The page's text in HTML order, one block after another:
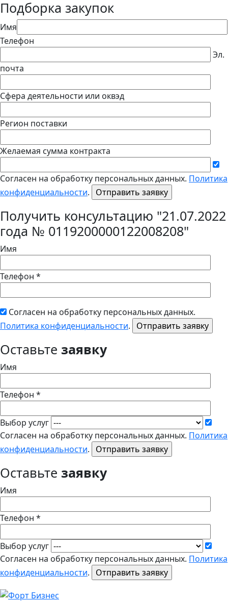
Подборка закупок
Имя
Телефон
Эл.
почта
Сфера деятельности или оквэд
Регион поставки
Желаемая сумма контракта
Согласен на обработку персональных данных. Политика
конфиденциальности.
Получить консультацию "21.07.2022
года № 0119200000122008208"
Имя
Телефон *
Согласен на обработку персональных данных.
Политика конфиденциальности.
Оставьте заявку
Имя
Телефон *
Выбор услуг
Согласен на обработку персональных данных. Политика
конфиденциальности.
Оставьте заявку
Имя
Телефон *
Выбор услуг
Согласен на обработку персональных данных. Политика
конфиденциальности.